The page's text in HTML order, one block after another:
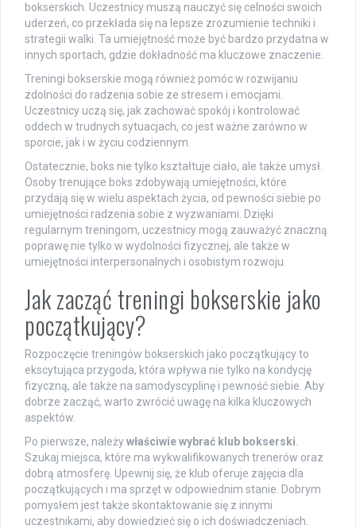
bokserskich. Uczestnicy muszą nauczyć się celności swoich
uderzeń, co przekłada się na lepsze zrozumienie techniki i
strategii walki. Ta umiejętność może być bardzo przydatna w
innych sportach, gdzie dokładność ma kluczowe znaczenie.
Treningi bokserskie mogą również pomóc w rozwijaniu
zdolności do radzenia sobie ze stresem i emocjami.
Uczestnicy uczą się, jak zachować spokój i kontrolować
oddech w trudnych sytuacjach, co jest ważne zarówno w
sporcie, jak i w życiu codziennym.
Ostatecznie, boks nie tylko kształtuje ciało, ale także umysł.
Osoby trenujące boks zdobywają umiejętności, które
przydają się w wielu aspektach życia, od pewności siebie po
umiejętności radzenia sobie z wyzwaniami. Dzięki
regularnym treningom, uczestnicy mogą zauważyć znaczną
poprawę nie tylko w wydolności fizycznej, ale także w
umiejętności interpersonalnych i osobistym rozwoju.
Jak zacząć treningi bokserskie jako
początkujący?
Rozpoczęcie treningów bokserskich jako początkujący to
ekscytująca przygoda, która wpływa nie tylko na kondycję
fizyczną, ale także na samodyscyplinę i pewność siebie. Aby
dobrze zacząć, warto zwrócić uwagę na kilka kluczowych
aspektów.
Po pierwsze, należywłaściwie wybrać klub bokserski.
Szukaj miejsca, które ma wykwalifikowanych trenerów oraz
dobrą atmosferę. Upewnij się, że klub oferuje zajęcia dla
początkujących i ma sprzęt w odpowiednim stanie. Dobrym
pomysłem jest także skontaktowanie się z innymi
uczestnikami, aby dowiedzieć się o ich doświadczeniach.